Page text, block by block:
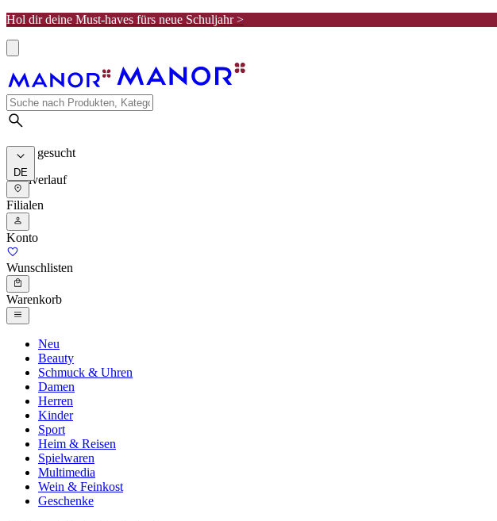
Hol dir deine Must-haves fürs neue Schuljahr >
Meist gesucht
Suchverlauf
DE
Filialen
Konto
Wunschlisten
Warenkorb
Neu
Beauty
Schmuck & Uhren
Damen
Herren
Kinder
Sport
Heim & Reisen
Spielwaren
Multimedia
Wein & Feinkost
Geschenke